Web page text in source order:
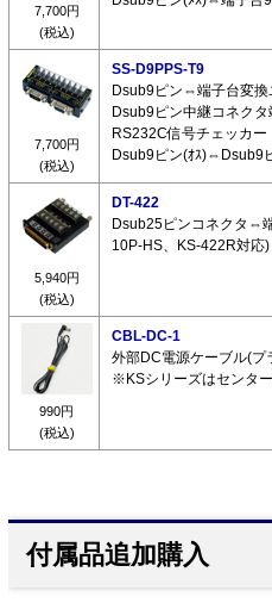
7,700円
(税込)
7,700円
(税込)
SS-D9PPS-T9
Dsub9ピン⇔端子台変換
Dsub9ピン中継コネクタ
RS232C信号チェッカー
Dsub9ピン(ｵｽ)⇔Dsub9
5,940円
(税込)
DT-422
Dsub25ピンコネクタ⇔
10P-HS、KS-422R対応)
990円
(税込)
CBL-DC-1
外部DC電源ケーブル(
※KSシリーズはセンター
付属品追加購入